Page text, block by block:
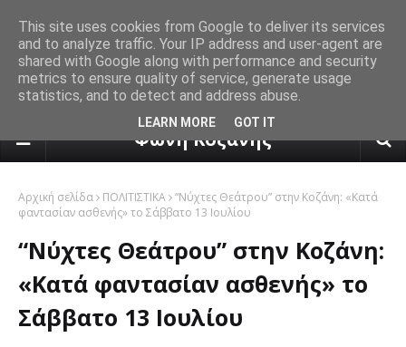
πρόγνωση καιρού από το
Φωνή Κοζάνης
Αρχική σελίδα ΠΟΛΙΤΙΣΤΙΚΑ “Νύχτες Θεάτρου” στην Κοζάνη: «Κατά
φαντασίαν ασθενής» το Σάββατο 13 Ιουλίου
“Νύχτες Θεάτρου” στην Κοζάνη:
«Κατά φαντασίαν ασθενής» το
Σάββατο 13 Ιουλίου
This site uses cookies from Google to deliver its services
and to analyze traffic. Your IP address and user-agent are
shared with Google along with performance and security
metrics to ensure quality of service, generate usage
statistics, and to detect and address abuse.
LEARN MORE GOT IT